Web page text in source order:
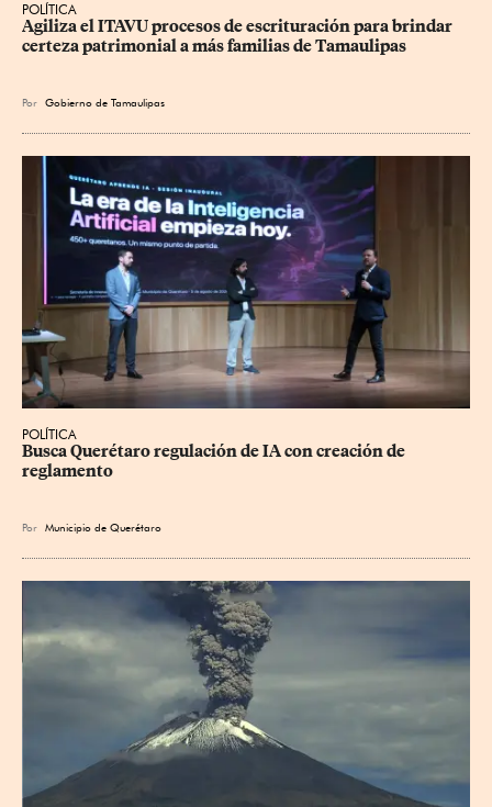
POLÍTICA
Agiliza el ITAVU procesos de escrituración para brindar
certeza patrimonial a más familias de Tamaulipas
Por Gobierno de Tamaulipas
POLÍTICA
Busca Querétaro regulación de IA con creación de
reglamento
Por Municipio de Querétaro